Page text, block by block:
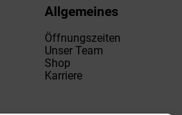
Allgemeines
Öffnungszeiten
Unser Team
Shop
Karriere